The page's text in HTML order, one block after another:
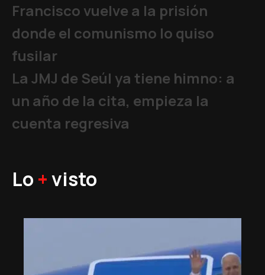
Francisco vuelve a la prisión
donde el comunismo lo quiso
fusilar
La JMJ de Seúl ya tiene himno: a
un año de la cita, empieza la
cuenta regresiva
Lo +visto